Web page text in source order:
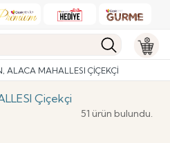
ALACA MAHALLESI ÇIÇEKÇI
Çiçekçi
51 ürün bulundu.